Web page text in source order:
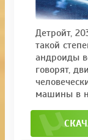
Детройт,
такой
андроиды
говорят,
машины в